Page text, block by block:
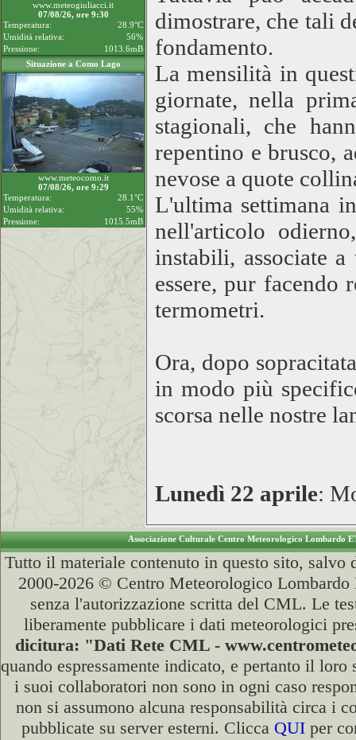
www.meteogiuliacci.it
07/08/26, ore 9:30
Temperatura:
28.9°C
Umidità relativa:
56%
Pressione:
1013.6mB
Situazione a Como Lago
www.meteocomo.it
07/08/26, ore 9:29
Temperatura:
28.1°C
Umidità relativa:
55%
Pressione:
1015.5mB
dimostrare, che tali
fondamento.
La mensilità in
giornate, nella
stagionali, che
repentino e brusco,
nevose a quote
L'ultima settimana
nell'articolo
instabili, associate
essere, pur
termometri.
Ora, dopo
in modo più
scorsa nelle nostre
Lunedì 22 aprile:
Associazione Culturale Centro Meteorologico Lombardo
Tutto il materiale contenuto in questo sito, salvo
2000-2026 © Centro Meteorologico
senza l'autorizzazione scritta del CML. Le
liberamente pubblicare i dati meteorologici
dicitura: "Dati Rete CML -
quando espressamente indicato, e pertanto il
i suoi collaboratori non sono in ogni caso
non si assumono alcuna responsabilità circa i
pubblicate su server esterni. Clicca QUIper